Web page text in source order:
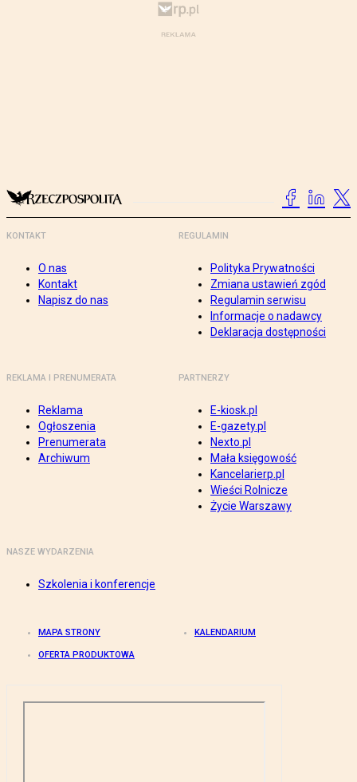
KONTAKT
O nas
Kontakt
Napisz do nas
REGULAMIN
Polityka Prywatności
Zmiana ustawień zgód
Regulamin serwisu
Informacje o nadawcy
Deklaracja dostępności
REKLAMA I PRENUMERATA
Reklama
Ogłoszenia
Prenumerata
Archiwum
PARTNERZY
E-kiosk.pl
E-gazety.pl
Nexto.pl
Mała księgowość
Kancelarierp.pl
Wieści Rolnicze
Życie Warszawy
NASZE WYDARZENIA
Szkolenia i konferencje
MAPA STRONY KALENDARIUM
OFERTA PRODUKTOWA